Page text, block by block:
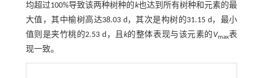
均超过100%导致该两种树种的k也达到所有树种和元素的最
大值，其中榆树高达38.03 d，其次是构树的31.15 d，最小
值则是夹竹桃的2.53 d，且k的整体表现与该元素的 Vmax表
现一致。